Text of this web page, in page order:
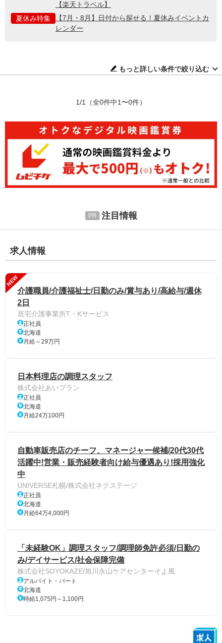
【楽天トラベル】
夏休み特集
【7月・8月】日付から探せる！夏休みイベントカ
レンダー
もっと詳しい条件で絞り込む
1/1 （全0件中1〜0件）
注目情報
求人情報
NEW
介護職員/介護福祉士/日勤のみ/賞与あり/高給与/週休
2日
居宅介護事業所T・Kサービス
正社員
北海道
月給～29万円
日本料理店の調理スタッフ
株式会社あいプラン
正社員
北海道
月給24万100円
自動車販売店のチーフ、マネージャー候補/20代30代
活躍中!営業・販売経験者向け給与優遇あり!採用強化
中
UNIVERSE札幌/株式会社ネクステージ
正社員
北海道
月給64万4,000円
「未経験OK」調理スタッフ/調理師免許必須/日勤の
み/デイサービス/社会保障完備
株式会社SOYOKAZE/旭川永山ケアセンターそよ風
アルバイト・パート
北海道
時給1,075円～1,100円